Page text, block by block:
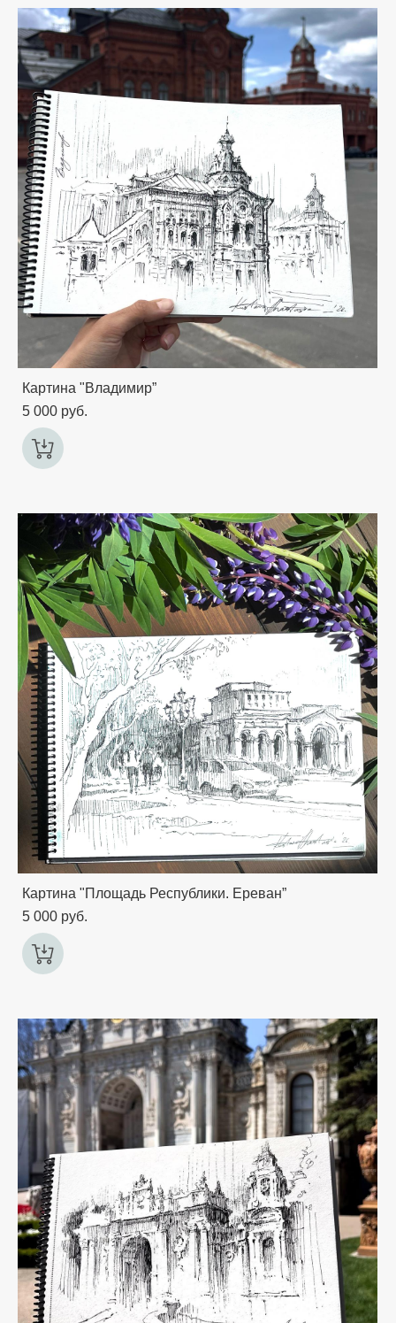
Картина "Владимир”
5 000 pуб.
Картина "Площадь Республики. Ереван”
5 000 pуб.